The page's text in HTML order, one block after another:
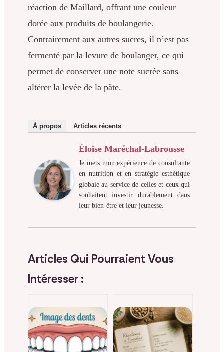
réaction de Maillard, offrant une couleur
dorée aux produits de boulangerie.
Contrairement aux autres sucres, il n’est pas
fermenté par la levure de boulanger, ce qui
permet de conserver une note sucrée sans
altérer la levée de la pâte.
À propos Articles récents
Éloïse Maréchal-Labrousse
Je mets mon expérience de consultante
en nutrition et en stratégie esthétique
globale au service de celles et ceux qui
souhaitent investir durablement dans
leur bien-être et leur jeunesse.
Articles Qui Pourraient Vous
Intéresser :